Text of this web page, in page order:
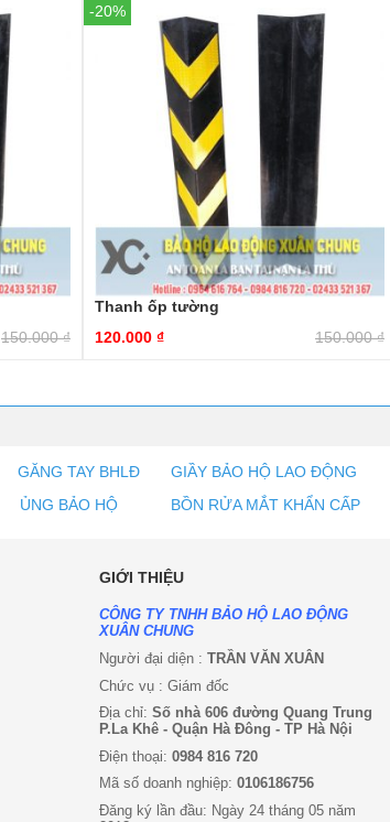
150.000₫
-20%
Thanh ốp tường
150.000₫
120.000 ₫
GĂNG TAY BHLĐ GIẦY BẢO HỘ LAO ĐỘNG
ỦNG BẢO HỘ BỒN RỬA MẮT KHẨN CẤP
GIỚI THIỆU
CÔNG TY TNHH BẢO HỘ LAO ĐỘNG
XUÂN CHUNG
Người đại diện : TRẦN VĂN XUÂN
Chức vụ : Giám đốc
Địa chỉ: Số nhà 606 đường Quang Trung
P.La Khê - Quận Hà Đông - TP Hà Nội
Điện thoại: 0984 816 720
Mã số doanh nghiệp: 0106186756
Đăng ký lần đầu: Ngày 24 tháng 05 năm